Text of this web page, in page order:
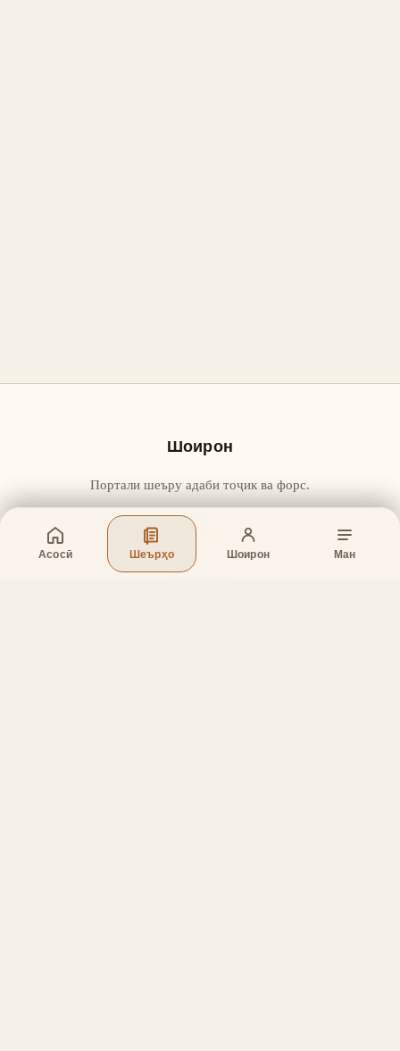
Асосӣ Шеърҳо Шоирон Ман
Шоирон
Портали шеъру адаби тоҷик ва форс.